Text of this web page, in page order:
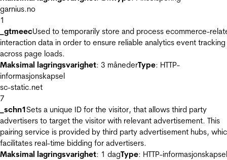
garnius.no
1
_gtmeecUsed to temporarily store and process ecommerce-
interaction data in order to ensure reliable analytics event tracking
across page loads.
Maksimal lagringsvarighet: 3 månederType: HTTP-
informasjonskapsel
sc-static.net
7
_schn1Sets a unique ID for the visitor, that allows third party
advertisers to target the visitor with relevant advertisement. This
pairing service is provided by third party advertisement hubs,
facilitates real-time bidding for advertisers.
Maksimal lagringsvarighet: 1 dagType: HTTP-informasjonskapsel